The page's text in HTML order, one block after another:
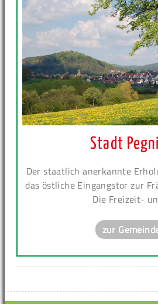
Stadt
Der staatlich anerkannte
das östliche Eingangstor zur
Die Freizeit-
zur